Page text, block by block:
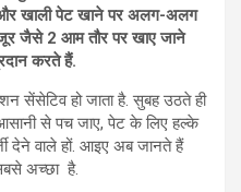
खाली पेट खाने पर अलग-अलग
जैसे 2 आम तौर पर खाए जाने
करते हैं.
सेंसेटिव हो जाता है. सुबह उठते ही
से पच जाए, पेट के लिए हल्के
देने वाले हों. आइए अब जानते हैं
अच्छा है.